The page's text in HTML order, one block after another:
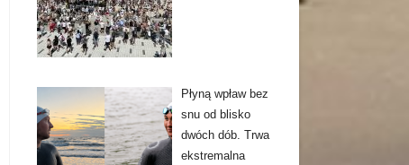
Płyną wpław bez
snu od blisko
dwóch dób. Trwa
ekstremalna